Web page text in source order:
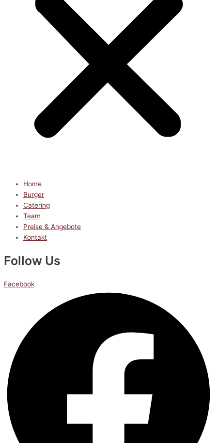
Home
Burger
Catering
Team
Preise & Angebote
Kontakt
Follow Us
Facebook